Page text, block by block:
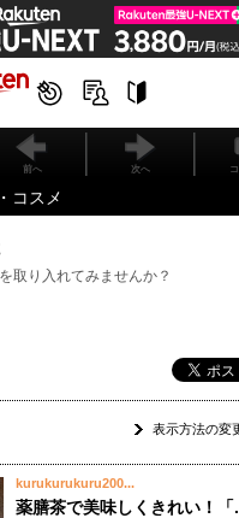
前へ 次へ
コスメ
取り入れてみませんか？
表示方法の変
kurukurukuru200...
薬膳茶で美味しくきれい！「